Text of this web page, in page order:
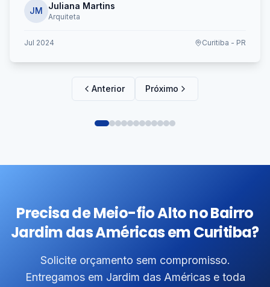
JM Juliana Martins
Arquiteta
Jul 2024 Curitiba - PR
Anterior Próximo
Precisa de Meio-fio Alto no Bairro
Jardim das Américas em Curitiba?
Solicite orçamento sem compromisso.
Entregamos em Jardim das Américas e toda